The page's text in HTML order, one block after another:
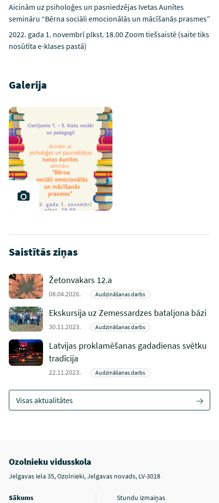
Aicinām uz psiholoģes un pasniedzējas Ivetas Aunītes
semināru “Bērna sociāli emocionālās un mācīšanās prasmes”
2022. gada 1. novembrī plkst. 18.00 Zoom tiešsaistē (saite tiks
nosūtīta e-klases pastā)
Galerija
Saistītās ziņas
Žetonvakars 12.a
08.04.2026. Audzināšanas darbs
Ekskursija uz Zemessardzes bataljona bāzi
30.11.2023. Audzināšanas darbs
Latvijas proklamēšanas gadadienas svētku
tradīcija
22.11.2023. Audzināšanas darbs
Visas aktualitātes
Ozolnieku vidusskola
Jelgavas iela 35, Ozolnieki, Jelgavas novads, LV-3018
Sākums Stundu izmaiņas